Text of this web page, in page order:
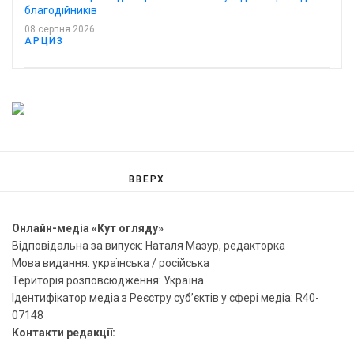
благодійників
08 серпня 2026
АРЦИЗ
ВВЕРХ
Онлайн-медіа «Кут огляду»
Відповідальна за випуск: Наталя Мазур, редакторка
Мова видання: українська / російська
Територія розповсюдження: Україна
Ідентифікатор медіа з Реєстру суб’єктів у сфері медіа: R40-
07148
Контакти редакції: